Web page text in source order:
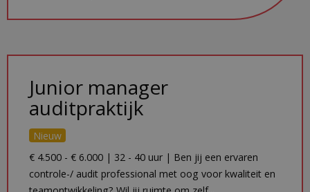
Junior manager
auditpraktijk
Nieuw
€ 4.500 - € 6.000 | 32 - 40 uur | Ben jij een ervaren
controle-/ audit professional met oog voor kwaliteit en